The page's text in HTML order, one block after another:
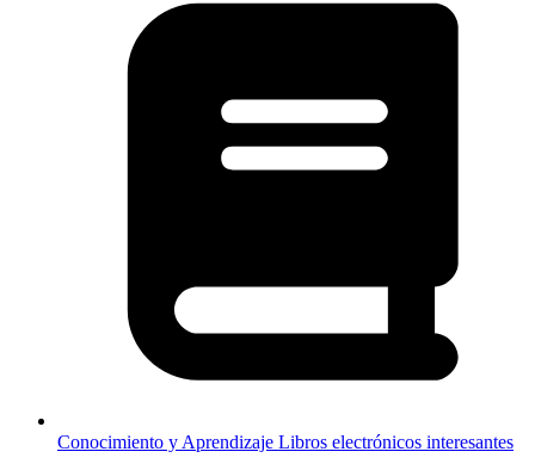
Conocimiento y Aprendizaje Libros electrónicos interesantes